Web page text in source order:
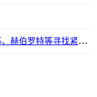
南非港口罢工造成严重货物影响，马士基、赫伯罗特等寻找紧急解决方案